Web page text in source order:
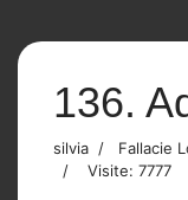
136.
silvia Fallacie
Visite: 7777